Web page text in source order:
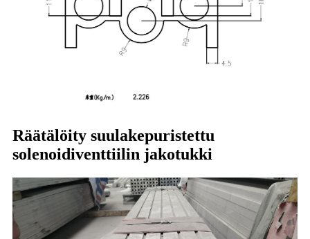
Räätälöity suulakepuristettu
solenoidiventtiilin jakotukki